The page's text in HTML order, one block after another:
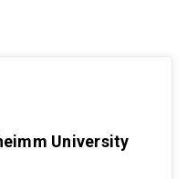
University